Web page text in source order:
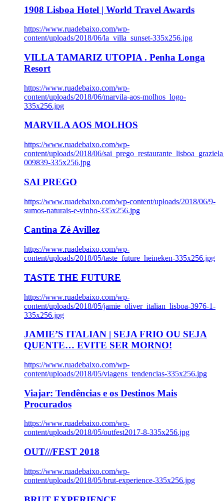
1908 Lisboa Hotel | World Travel Awards
https://www.ruadebaixo.com/wp-
content/uploads/2018/06/la_villa_sunset-335x256.jpg
VILLA TAMARIZ UTOPIA . Penha Longa
Resort
https://www.ruadebaixo.com/wp-
content/uploads/2018/06/marvila-aos-molhos_logo-
335x256.jpg
MARVILA AOS MOLHOS
https://www.ruadebaixo.com/wp-
content/uploads/2018/06/
009839-335x256.jpg
SAI PREGO
https://www.ruadebaixo.com/wp-content/uploads/2018/06/9-
sumos-naturais-e-vinho-335x256.jpg
Cantina Zé Avillez
https://www.ruadebaixo.com/wp-
content/uploads/2018/05/taste_future_heineken-335x256.jpg
TASTE THE FUTURE
https://www.ruadebaixo.com/wp-
content/uploads/2018/05/jamie_oliver_italian_lisboa-3976-1-
335x256.jpg
JAMIE’S ITALIAN | SEJA FRIO OU SEJA
QUENTE… EVITE SER MORNO!
https://www.ruadebaixo.com/wp-
content/uploads/2018/05/viagens_tendencias-335x256.jpg
Viajar: Tendências e os Destinos Mais
Procurados
https://www.ruadebaixo.com/wp-
content/uploads/2018/05/outfest2017-8-335x256.jpg
OUT///FEST 2018
https://www.ruadebaixo.com/wp-
content/uploads/2018/05/brut-experience-335x256.jpg